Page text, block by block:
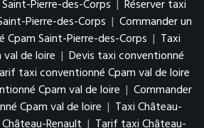
Pierre-des-Corps | Réserver taxi
Pierre-des-Corps | Commander un
Cpam Saint-Pierre-des-Corps | Taxi
de loire | Devis taxi conventionné
taxi conventionné Cpam val de loire
Cpam val de loire | Commander
Cpam val de loire | Taxi Château-